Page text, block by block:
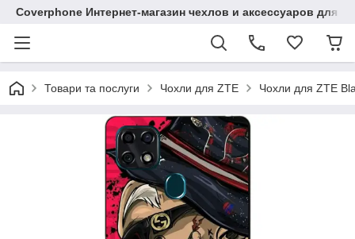
Coverphone Интернет-магазин чехлов и аксессуаров для
Товари та послуги Чохли для ZTE Чохли для ZTE